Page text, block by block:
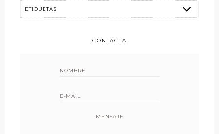
CONTACTA
MENSAJE